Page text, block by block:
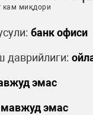
кам миқдори
банк офиси
даврийлиги:
эмас
мавжуд эмас